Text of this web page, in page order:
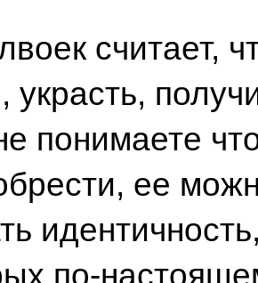
считает,
украсть,
понимаете
ее
по-